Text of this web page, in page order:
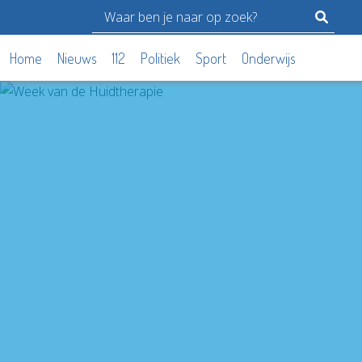
Home Nieuws 112 Politiek Sport Onderwijs